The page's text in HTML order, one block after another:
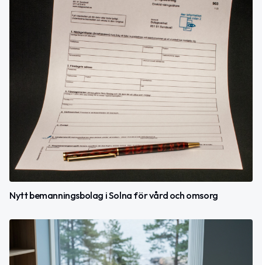
Nytt bemanningsbolag i Solna för vård och omsorg